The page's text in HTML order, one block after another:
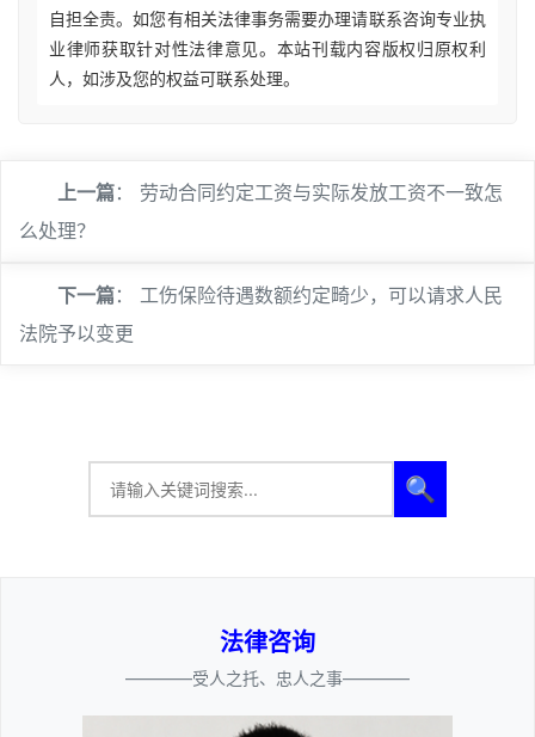
自担全责。如您有相关法律事务需要办理请联系咨询专业执
业律师获取针对性法律意见。本站刊载内容版权归原权利
人，如涉及您的权益可联系处理。
上一篇： 劳动合同约定工资与实际发放工资不一致怎
么处理？
下一篇： 工伤保险待遇数额约定畸少，可以请求人民
法院予以变更
🔍
法律咨询
————受人之托、忠人之事————